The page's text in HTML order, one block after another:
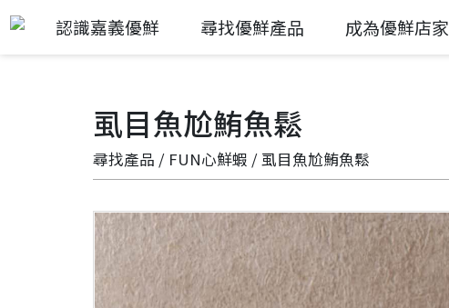
認識嘉義優鮮 尋找優鮮產品 成為優鮮店家
虱目魚尬鮪魚鬆
尋找產品 / FUN心鮮蝦 / 虱目魚尬鮪魚鬆